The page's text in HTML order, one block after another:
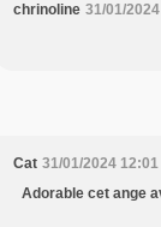
chrinoline 31/01/
Cat 31/01/2024 12:01
Adorable cet ange